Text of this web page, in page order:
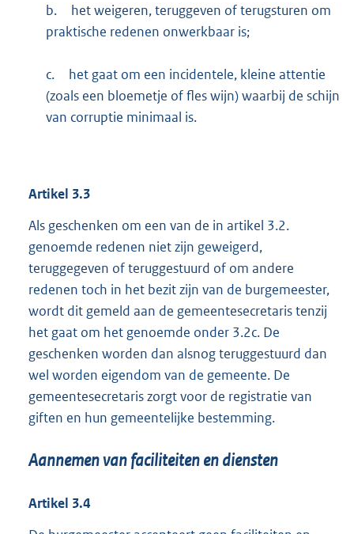
b.
het weigeren, teruggeven of terugsturen om
praktische redenen onwerkbaar is;
c.
het gaat om een incidentele, kleine attentie
(zoals een bloemetje of fles wijn) waarbij de schijn
van corruptie minimaal is.
Artikel 3.3
Als geschenken om een van de in artikel 3.2.
genoemde redenen niet zijn geweigerd,
teruggegeven of teruggestuurd of om andere
redenen toch in het bezit zijn van de burgemeester,
wordt dit gemeld aan de gemeentesecretaris tenzij
het gaat om het genoemde onder 3.2c. De
geschenken worden dan alsnog teruggestuurd dan
wel worden eigendom van de gemeente. De
gemeentesecretaris zorgt voor de registratie van
giften en hun gemeentelijke bestemming.
Aannemen van faciliteiten en diensten
Artikel 3.4